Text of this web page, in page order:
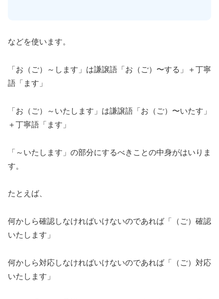
などを使います。
「お（ご）～します」は謙譲語「お（ご）〜する」＋丁寧
語「ます」
「お（ご）～いたします」は謙譲語「お（ご）〜いたす」
＋丁寧語「ます」
「～いたします」の部分にするべきことの中身がはいりま
す。
たとえば、
何かしら確認しなければいけないのであれば「（ご）確認
いたします」
何かしら対応しなければいけないのであれば「（ご）対応
いたします」